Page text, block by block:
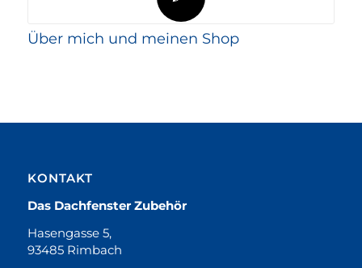
Über mich und meinen Shop
KONTAKT
Das Dachfenster Zubehör
Hasengasse 5,
93485 Rimbach